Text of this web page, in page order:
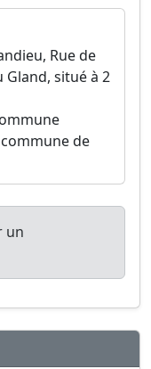
Rue de
Gland, situé à 2
de
un